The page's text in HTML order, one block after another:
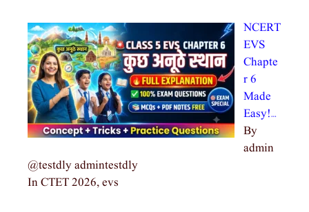
NCERT
EVS
Chapte
r 6
Made
Easy!…
By
admin
@testdly admintestdly
In CTET 2026, evs